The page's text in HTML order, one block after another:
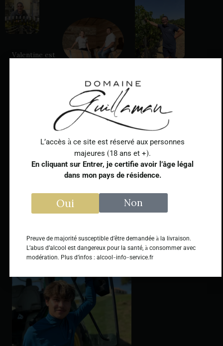
Valentine est
Volontaire, sa
rigueur et sa
précision
meilleurs
Dominique, 6ème
génération de
vignerons, est le
chef d’orchestre
Stéphanie, en
bon copilote,
écrit la feuille de
route du
quotidienne, fiable
et discrète dans le
échappe entre deux
rangs de vignes —
avec le sourire en
L’accès àce site est réservé aux personnes
majeures (18 ans et +).
En cliquant sur Entrer, je certifie avoir l’âge légal
dans mon pays de résidence.
Oui Non
Preuve de majorité susceptible d’être demandéeà la livraison.
L’abus d’alcool est dangereux pour la santé,à consommer avec
modération. Plus d’infos : alcool-info-service.fr